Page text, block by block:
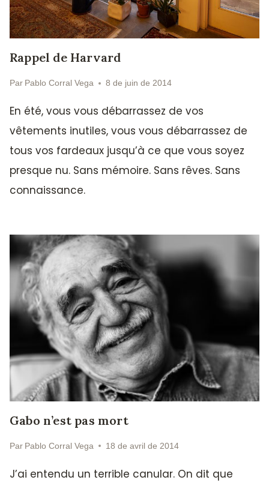
Rappel de Harvard
Par Pablo Corral Vega 8 de juin de 2014
En été, vous vous débarrassez de vos
vêtements inutiles, vous vous débarrassez de
tous vos fardeaux jusqu’à ce que vous soyez
presque nu. Sans mémoire. Sans rêves. Sans
connaissance.
Gabo n’est pas mort
Par Pablo Corral Vega 18 de avril de 2014
J’ai entendu un terrible canular. On dit que